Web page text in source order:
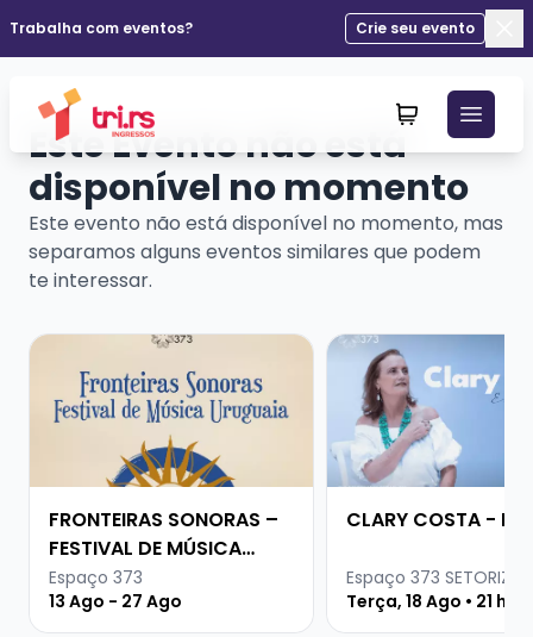
Trabalha com eventos?
Crie seu evento
Este Evento não está
disponível no momento
Este evento não está disponível no momento, mas
separamos alguns eventos similares que podem
te interessar.
Veja mais sobre FRONTEIRAS SONORAS – FESTIVAL
FRONTEIRAS SONORAS –
FESTIVAL DE MÚSICA
URUGUAIA
Espaço 373
13 Ago - 27 Ago
Veja mais sobre
CLARY COSTA -
Espaço 373
Terça, 18 Ago • 21